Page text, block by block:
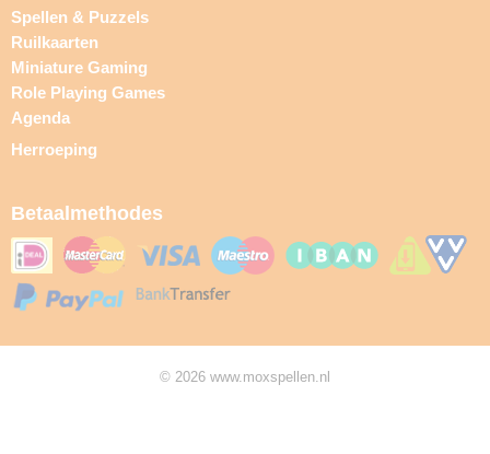
Spellen & Puzzels
Ruilkaarten
Miniature Gaming
Role Playing Games
Agenda
Herroeping
Betaalmethodes
© 2026 www.moxspellen.nl